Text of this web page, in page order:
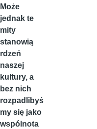
Może
jednak te
mity
stanowią
rdzeń
naszej
kultury, a
bez nich
rozpadlibyś
my się jako
wspólnota